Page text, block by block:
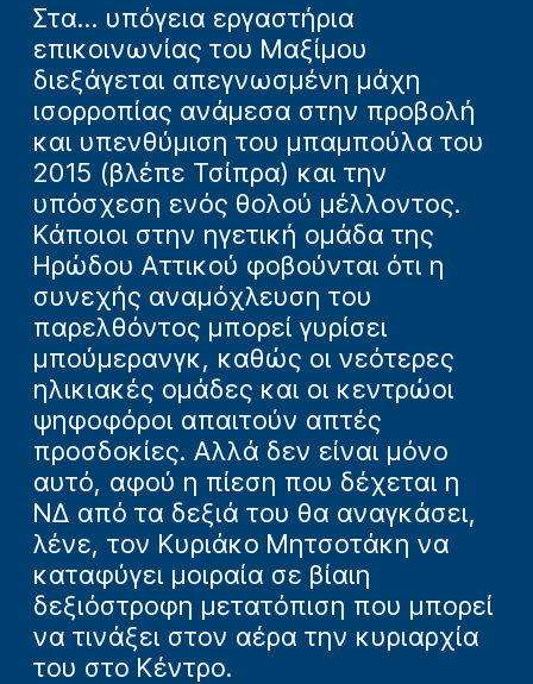
Στα... υπόγεια εργαστήρια
επικοινωνίας του Μαξίμου
διεξάγεται απεγνωσμένη μάχη
ισορροπίας ανάμεσα στην προβολή
και υπενθύμιση του μπαμπούλα του
2015 (βλέπε Τσίπρα) και την
υπόσχεση ενός θολού μέλλοντος.
Κάποιοι στην ηγετική ομάδα της
Ηρώδου Αττικού φοβούνται ότι η
συνεχής αναμόχλευση του
παρελθόντος μπορεί γυρίσει
μπούμερανγκ, καθώς οι νεότερες
ηλικιακές ομάδες και οι κεντρώοι
ψηφοφόροι απαιτούν απτές
προσδοκίες. Αλλά δεν είναι μόνο
αυτό, αφού η πίεση που δέχεται η
ΝΔ από τα δεξιά του θα αναγκάσει,
λένε, τον Κυριάκο Μητσοτάκη να
καταφύγει μοιραία σε βίαιη
δεξιόστροφη μετατόπιση που μπορεί
να τινάξει στον αέρα την κυριαρχία
του στο Κέντρο.